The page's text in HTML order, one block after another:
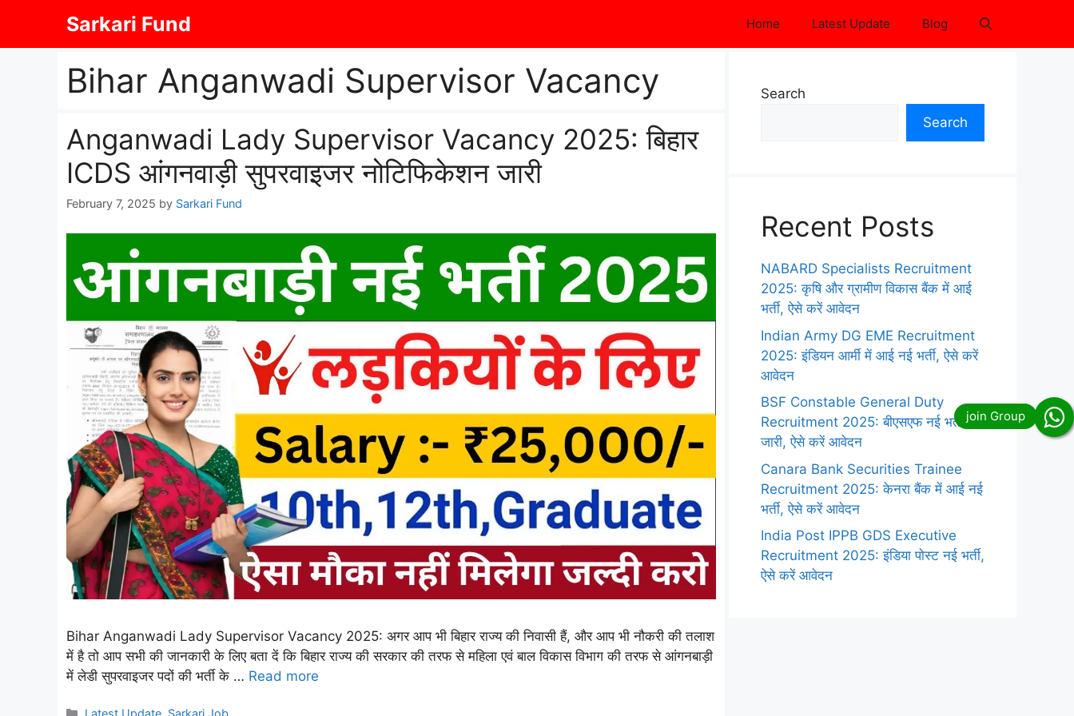
content
Sarkari Fund Home Latest Update Blog
Bihar Anganwadi Supervisor Vacancy
Anganwadi Lady Supervisor Vacancy 2025: बिहार
ICDS आंगनवाड़ी सुपरवाइजर नोटिफिकेशन जारी
February 7, 2025 by Sarkari Fund
Bihar Anganwadi Lady Supervisor Vacancy 2025: अगर आप भी बिहार राज्य की निवासी हैं, और आप भी नौकरी की तलाश
में है तो आप सभी की जानकारी के लिए बता दें कि बिहार राज्य की सरकार की तरफ से महिला एवं बाल विकास विभाग की तरफ से आंगनबाड़ी
में लेडी सुपरवाइजर पदों की भर्ती के … Read more
Categories
Latest Update Sarkari Job
Search
Search
Recent Posts
NABARD Specialists Recruitment
2025: कृषि और ग्रामीण विकास बैंक में आई
भर्ती, ऐसे करें आवेदन
Indian Army DG EME Recruitment
2025: इंडियन आर्मी में आई नई भर्ती, ऐसे करें
आवेदन
BSF Constable General Duty
Recruitment 2025: बीएसएफ नई भर्ती
जारी, ऐसे करें आवेदन
Canara Bank Securities Trainee
Recruitment 2025: केनरा बैंक में आई नई
भर्ती, ऐसे करें आवेदन
India Post IPPB GDS Executive
Recruitment 2025: इंडिया पोस्ट नई भर्ती,
ऐसे करें आवेदन